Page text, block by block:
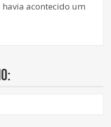
acontecido um